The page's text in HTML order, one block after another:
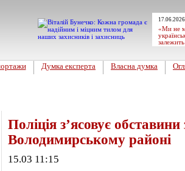
«Ми не
Думка експерта Власна думка
Поліція з’ясовує
Володимирському районі
15.03 11:15